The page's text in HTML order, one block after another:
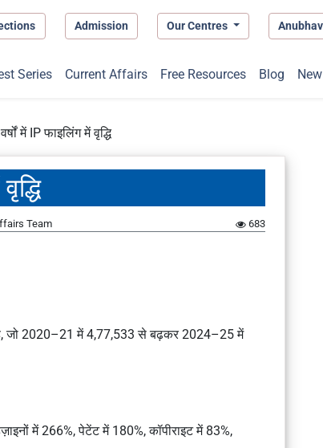
Admission Our Centres
Series Current Affairs Free Resources Blog New
में IP फाइलिंग में वृद्धि
Team 683
है, जो 2020–21 में 4,77,533 से बढ़कर 2024–25 में
में 266%, पेटेंट में 180%, कॉपीराइट में 83%,